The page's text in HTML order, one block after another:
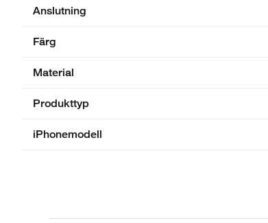
Anslutning
Färg
Material
Produkttyp
iPhonemodell